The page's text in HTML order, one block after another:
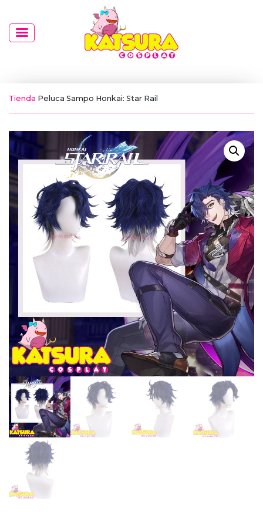
Tienda Peluca Sampo Honkai: Star Rail